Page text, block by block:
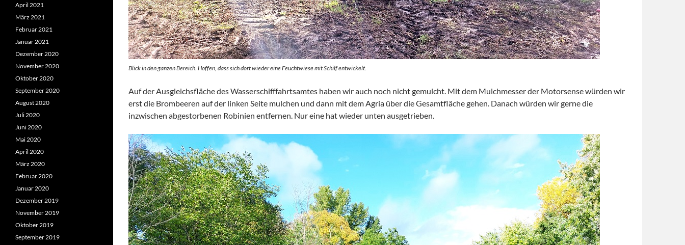
Blick in den ganzen Bereich. Hoffen, dass sich dort wieder eine Feuchtwiese mit Schilf entwickelt.
Auf der Ausgleichsfläche des Wasserschifffahrtsamtes haben wir auch noch nicht gemulcht. Mit dem Mulchmesser der Motorsense würden wir
erst die Brombeeren auf der linken Seite mulchen und dann mit dem Agria über die Gesamtfläche gehen. Danach würden wir gerne die
inzwischen abgestorbenen Robinien entfernen. Nur eine hat wieder unten ausgetrieben.
April 2021
März 2021
Februar 2021
Januar 2021
Dezember 2020
November 2020
Oktober 2020
September 2020
August 2020
Juli 2020
Juni 2020
Mai 2020
April 2020
März 2020
Februar 2020
Januar 2020
Dezember 2019
November 2019
Oktober 2019
September 2019